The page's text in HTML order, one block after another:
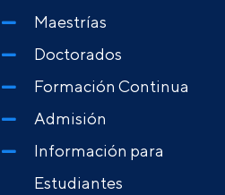
Maestrías
Doctorados
Formación Continua
Admisión
Información para
Estudiantes